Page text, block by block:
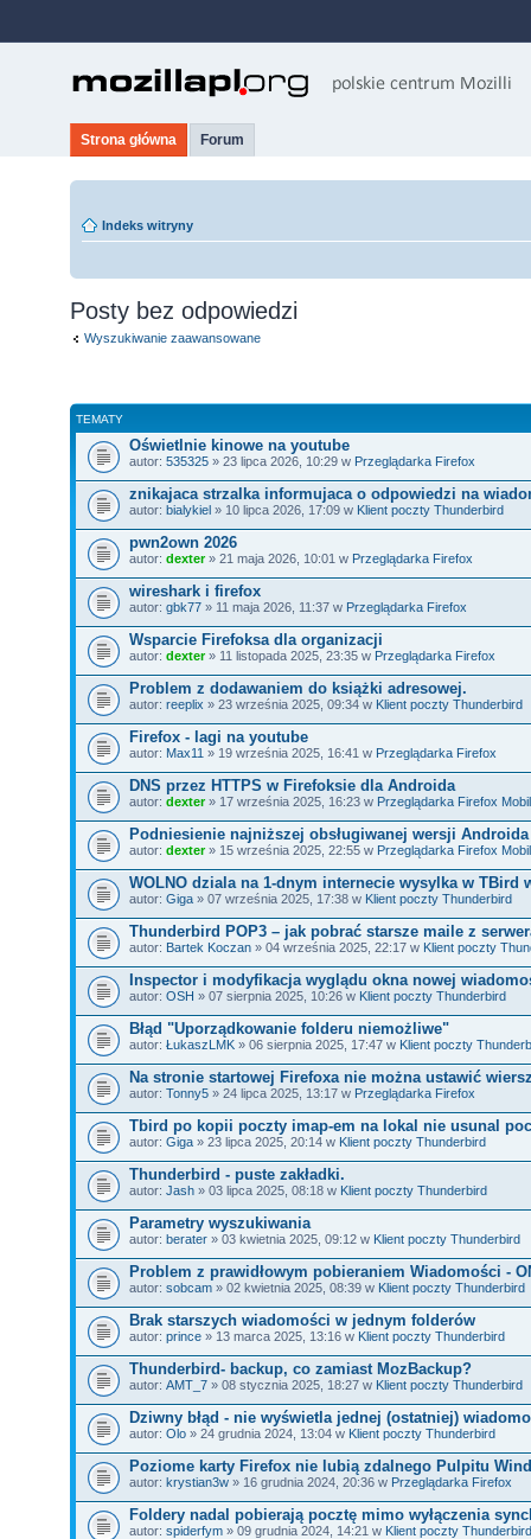
Strona główna Forum
Indeks witryny
Posty bez odpowiedzi
Wyszukiwanie zaawansowane
TEMATY
Oświetlnie kinowe na youtube
autor: 535325» 23 lipca 2026, 10:29 w Przeglądarka Firefox
znikajaca strzalka informujaca o odpowiedzi na
autor: bialykiel» 10 lipca 2026, 17:09 w Klient poczty Thunderbird
pwn2own 2026
autor: dexter» 21 maja 2026, 10:01 w Przeglądarka Firefox
wireshark i firefox
autor: gbk77» 11 maja 2026, 11:37 w Przeglądarka Firefox
Wsparcie Firefoksa dla organizacji
autor: dexter» 11 listopada 2025, 23:35 w Przeglądarka Firefox
Problem z dodawaniem do książki adresowej.
autor: reeplix » 23 września 2025, 09:34 w Klient poczty Thunderbird
Firefox - lagi na youtube
autor: Max11 » 19 września 2025, 16:41 w Przeglądarka Firefox
DNS przez HTTPS w Firefoksie dla Androida
autor: dexter» 17 września 2025, 16:23 w Przeglądarka Firefox
Podniesienie najniższej obsługiwanej wersji Androida
autor: dexter» 15 września 2025, 22:55 w Przeglądarka Firefox
WOLNO dziala na 1-dnym internecie wysylka w TBird
autor: Giga» 07 września 2025, 17:38 w Klient poczty Thunderbird
Thunderbird POP3 – jak pobrać starsze maile z
autor: Bartek Koczan» 04 września 2025, 22:17 w Klient poczty
Inspector i modyfikacja wyglądu okna nowej
autor: OSH » 07 sierpnia 2025, 10:26 w Klient poczty Thunderbird
Błąd "Uporządkowanie folderu niemożliwe"
autor: ŁukaszLMK» 06 sierpnia 2025, 17:47 w Klient poczty
Na stronie startowej Firefoxa nie można ustawić
autor: Tonny5» 24 lipca 2025, 13:17 w Przeglądarka Firefox
Tbird po kopii poczty imap-em na lokal nie usunal
autor: Giga» 23 lipca 2025, 20:14 w Klient poczty Thunderbird
Thunderbird - puste zakładki.
autor: Jash» 03 lipca 2025, 08:18 w Klient poczty Thunderbird
Parametry wyszukiwania
autor: berater» 03 kwietnia 2025, 09:12 w Klient poczty Thunderbird
Problem z prawidłowym pobieraniem Wiadomości -
autor: sobcam» 02 kwietnia 2025, 08:39 w Klient poczty Thunderbird
Brak starszych wiadomości w jednym folderów
autor: prince» 13 marca 2025, 13:16 w Klient poczty Thunderbird
Thunderbird- backup, co zamiast MozBackup?
autor: AMT_7» 08 stycznia 2025, 18:27 w Klient poczty Thunderbird
Dziwny błąd - nie wyświetla jednej (ostatniej)
autor: Olo» 24 grudnia 2024, 13:04 w Klient poczty Thunderbird
Poziome karty Firefox nie lubią zdalnego Pulpitu
autor: krystian3w» 16 grudnia 2024, 20:36 w Przeglądarka Firefox
Foldery nadal pobierają pocztę mimo wyłączenia
autor: spiderfym» 09 grudnia 2024, 14:21 w Klient poczty Thunderbird